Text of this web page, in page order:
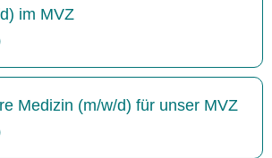
im MVZ
Medizin (m/w/d) für unser MVZ